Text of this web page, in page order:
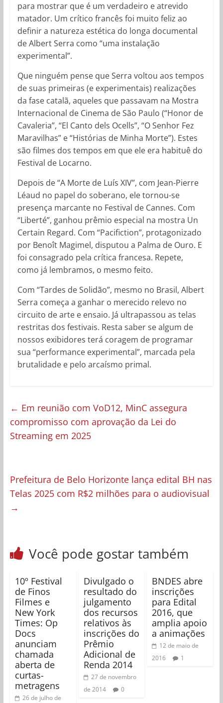
para mostrar que é um verdadeiro e atrevido
matador. Um crítico francês foi muito feliz ao
definir a natureza estética do longa documental
de Albert Serra como “uma instalação
experimental”.
Que ninguém pense que Serra voltou aos tempos
de suas primeiras (e experimentais) realizações
da fase catalã, aqueles que passavam na Mostra
Internacional de Cinema de São Paulo (“Honor de
Cavaleria”, “El Canto dels Ocells”, “O Senhor Fez
Maravilhas” e “Histórias de Minha Morte”). Estes
são filmes dos tempos em que ele era habituê do
Festival de Locarno.
Depois de “A Morte de Luís XIV”, com Jean-Pierre
Léaud no papel do soberano, ele tornou-se
presença marcante no Festival de Cannes. Com
“Liberté”, ganhou prêmio especial na mostra Un
Certain Regard. Com “Pacifiction”, protagonizado
por Benoît Magimel, disputou a Palma de Ouro. E
foi consagrado pela crítica francesa. Repete,
como já lembramos, o mesmo feito.
Com “Tardes de Solidão”, mesmo no Brasil, Albert
Serra começa a ganhar o merecido relevo no
circuito de arte e ensaio. Já ultrapassou as telas
restritas dos festivais. Resta saber se algum de
nossos exibidores terá coragem de programar
sua “performance experimental”, marcada pela
brutalidade e pelo arcaísmo primal.
← Em reunião com VoD12, MinC assegura
compromisso com aprovação da Lei do
Streaming em 2025
Prefeitura de Belo Horizonte lança edital BH nas
Telas 2025 com R$2 milhões para o audiovisual
→
Você pode gostar também
10º Festival
de Finos
Filmes e
New York
Times: Op
Docs
anunciam
chamada
aberta de
curtas-
metragens
26 de julho de
Divulgado o
resultado do
julgamento
dos recursos
relativos às
inscrições do
Prêmio
Adicional de
Renda 2014
27 de novembro
de 2014
0
BNDES abre
inscrições
para Edital
2016, que
amplia apoio
a animações
12 de maio de
2016
1